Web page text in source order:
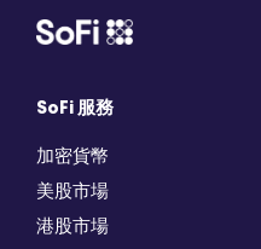
SoFi 服務
加密貨幣
美股市場
港股市場